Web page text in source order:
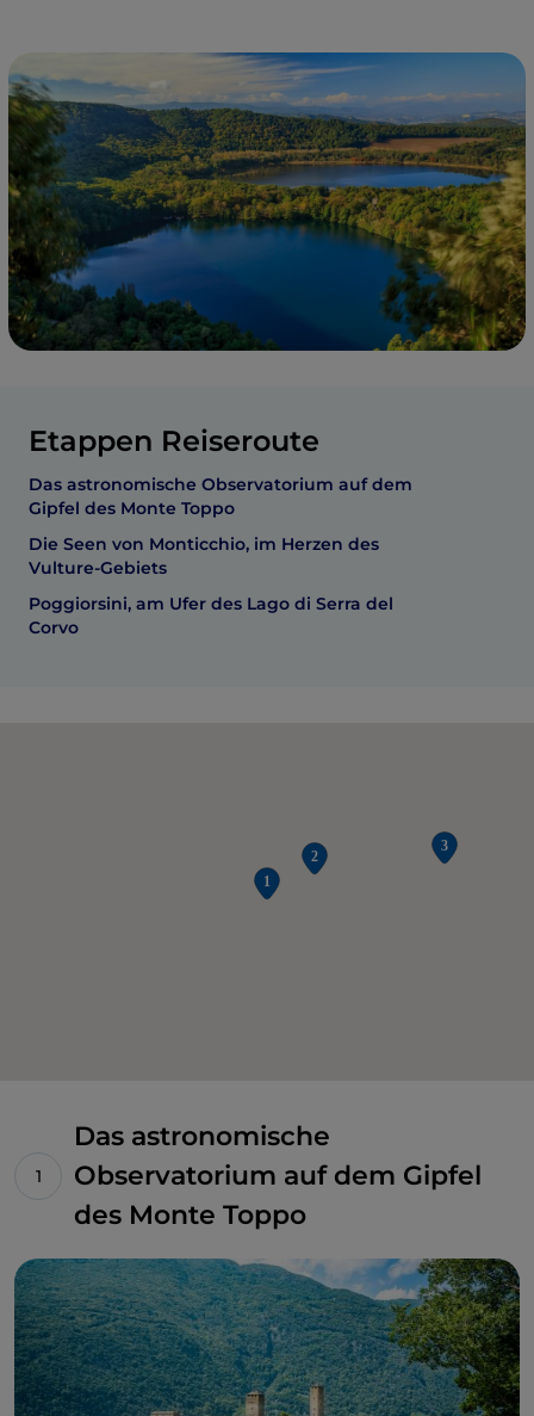
Etappen Reiseroute
Das astronomische Observatorium auf dem
Gipfel des Monte Toppo
Die Seen von Monticchio, im Herzen des
Vulture-Gebiets
Poggiorsini, am Ufer des Lago di Serra del
Corvo
Das astronomische
Observatorium auf dem Gipfel
des Monte Toppo